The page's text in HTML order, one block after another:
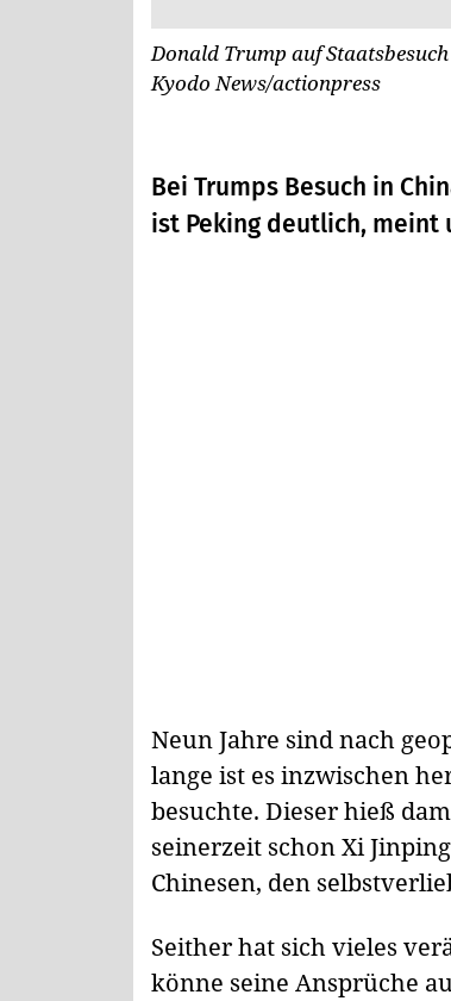
Donald Trump auf
Kyodo News/actionpress
Bei Trumps Besuch in
ist Peking deutlich, meint
Neun Jahre sind nach
lange ist es inzwischen
besuchte. Dieser hieß
seinerzeit schon Xi
Chinesen, den
Seither hat sich vieles
könne seine Ansprüche